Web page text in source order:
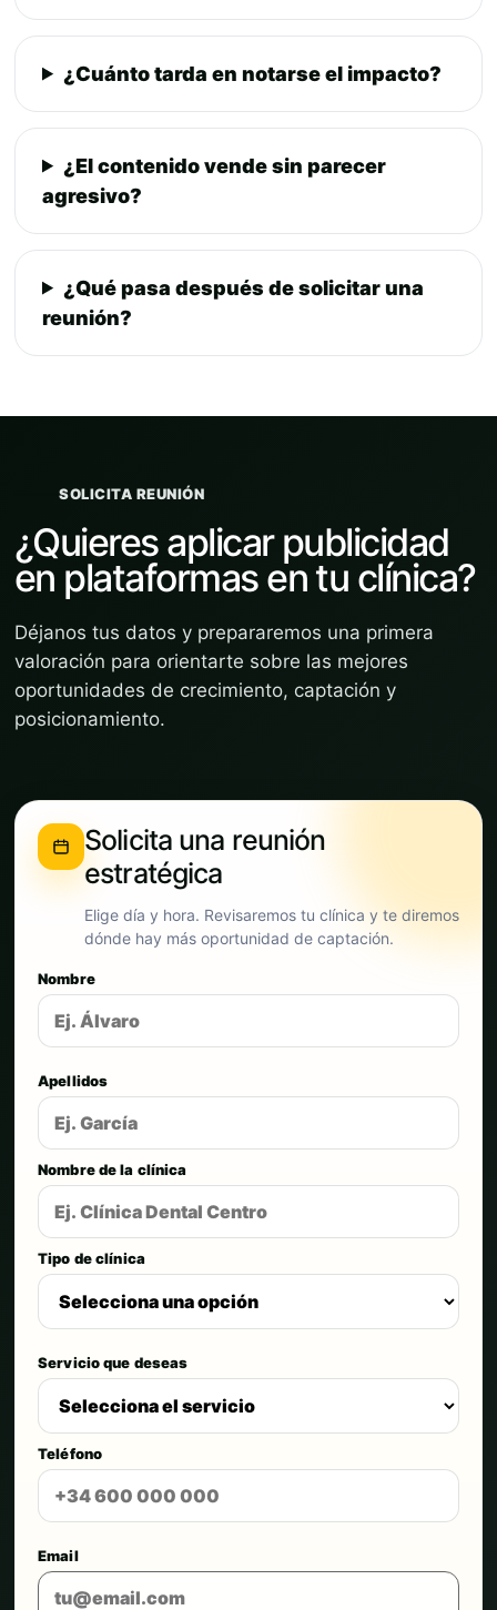
¿Cuánto tarda en notarse el impacto?
¿El contenido vende sin parecer
agresivo?
¿Qué pasa después de solicitar una
reunión?
SOLICITA REUNIÓN
¿Quieres aplicar publicidad
en plataformas en tu clínica?
Déjanos tus datos y prepararemos una primera
valoración para orientarte sobre las mejores
oportunidades de crecimiento, captación y
posicionamiento.
Solicita una reunión
estratégica
Elige día y hora. Revisaremos tu clínica y te diremos
dónde hay más oportunidad de captación.
Nombre
Apellidos
Nombre de la clínica
Tipo de clínica
Servicio que deseas
Teléfono
Email